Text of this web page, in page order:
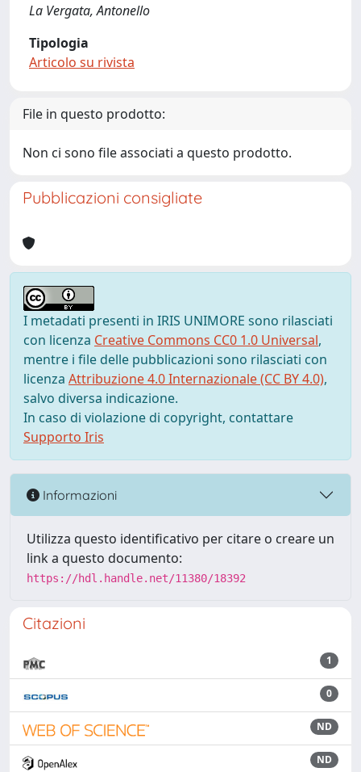
La Vergata, Antonello
Tipologia
Articolo su rivista
File in questo prodotto:
Non ci sono file associati a questo prodotto.
Pubblicazioni consigliate
I metadati presenti in IRIS UNIMORE sono rilasciati
con licenza Creative Commons CC0 1.0 Universal,
mentre i file delle pubblicazioni sono rilasciati con
licenza Attribuzione 4.0 Internazionale (CC BY 4.0),
salvo diversa indicazione.
In caso di violazione di copyright, contattare
Supporto Iris
Informazioni
Utilizza questo identificativo per citare o creare un
link a questo documento:
https://hdl.handle.net/11380/18392
Citazioni
1
0
ND
ND